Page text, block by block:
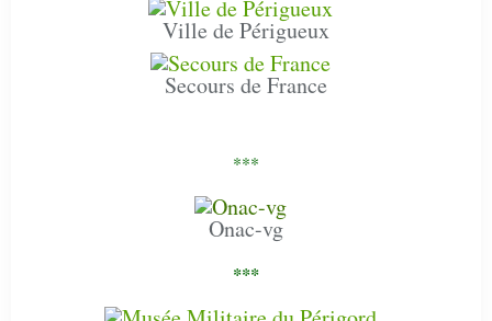
Ville de Périgueux
Secours de France
***
Onac-vg
***